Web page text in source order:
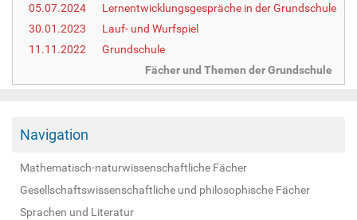
e
:
05.07.2024
Lernentwicklungsgespräche in der Grundschule
30.01.2023
Lauf- und Wurfspiel
11.11.2022
Grundschule
Fächer und Themen der Grundschule
Navigation
Mathematisch-naturwissenschaftliche Fächer
Gesellschaftswissenschaftliche und philosophische Fächer
Sprachen und Literatur